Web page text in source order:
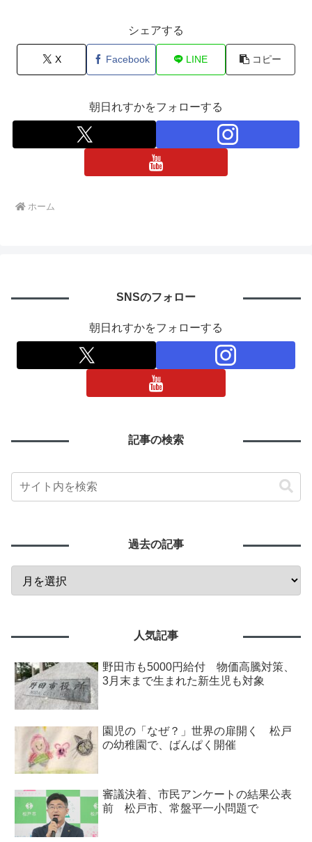
シェアする
X Facebook LINE コピー
朝日れすかをフォローする
ホーム
SNSのフォロー
朝日れすかをフォローする
記事の検索
過去の記事
人気記事
野田市も5000円給付 物価高騰対策、
3月末まで生まれた新生児も対象
園児の「なぜ？」世界の扉開く 松戸
の幼稚園で、ばんぱく開催
審議決着、市民アンケートの結果公表
前 松戸市、常盤平一小問題で